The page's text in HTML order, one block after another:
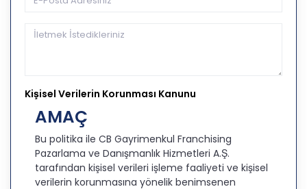
Kişisel Verilerin Korunması Kanunu
AMAÇ
Bu politika ile CB Gayrimenkul Franchising
Pazarlama ve Danışmanlık Hizmetleri A.Ş.
tarafından kişisel verileri işleme faaliyeti ve kişisel
verilerin korunmasına yönelik benimsenen